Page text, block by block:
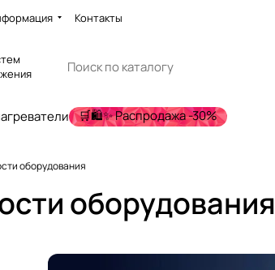
Контакты
🛒🛍️✨ Распродажа -30%
оборудования
оборудования